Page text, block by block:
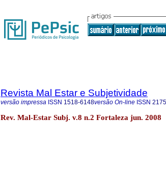
Revista Mal Estar e Subjetividade
versão impressa ISSN 1518-6148versão On-line ISSN
Rev. Mal-Estar Subj. v.8 n.2 Fortaleza jun. 2008